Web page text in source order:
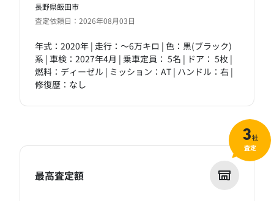
長野県飯田市
査定依頼日：2026年08月03日
年式：2020年 | 走行：～6万キロ | 色：黒(ブラック)
系 | 車検：2027年4月 | 乗車定員： 5名 | ドア： 5枚 |
燃料：ディーゼル | ミッション：AT | ハンドル：右 |
修復歴：なし
最高査定額
3社
査定